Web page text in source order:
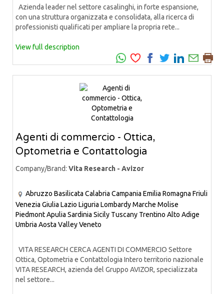
Azienda leader nel settore casalinghi, in forte espansione,
con una struttura organizzata e consolidata, alla ricerca di
professionisti qualificati per ampliare la propria rete...
View full description
Agenti di commercio - Ottica,
Optometria e Contattologia
Company/Brand: Vita Research - Avizor
Abruzzo Basilicata Calabria Campania Emilia Romagna Friuli
Venezia Giulia Lazio Liguria LombardyMarche Molise
PiedmontApulia Sardinia Sicily Tuscany Trentino Alto Adige
Umbria Aosta ValleyVeneto
VITA RESEARCH CERCA AGENTI DI COMMERCIO Settore
Ottica, Optometria e Contattologia Intero territorio nazionale
VITA RESEARCH, azienda del Gruppo AVIZOR, specializzata
nel settore...